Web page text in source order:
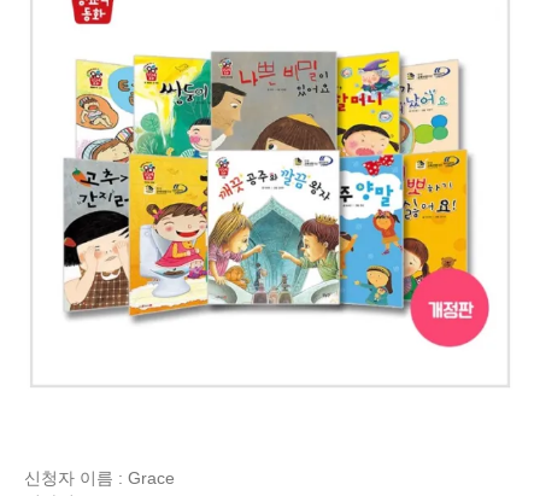
신청자 이름 : Grace